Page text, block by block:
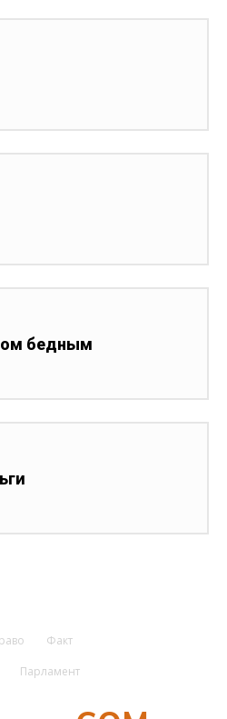
бедным
Факт
Парламент